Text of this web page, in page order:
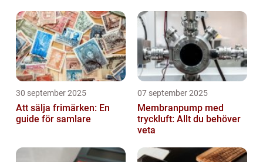
30 september 2025
Att sälja frimärken: En
guide för samlare
07 september 2025
Membranpump med
tryckluft: Allt du behöver
veta